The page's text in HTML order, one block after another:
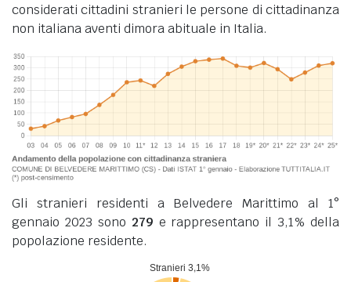
considerati cittadini stranieri le persone di cittadinanza
non italiana aventi dimora abituale in Italia.
Gli stranieri residenti a Belvedere Marittimo al 1°
gennaio 2023 sono 279 e rappresentano il 3,1% della
popolazione residente.